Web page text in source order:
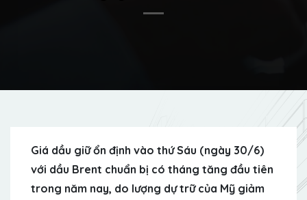
Giá dầu giữ ổn định vào thứ Sáu (ngày 30/6)
với dầu Brent chuẩn bị có tháng tăng đầu tiên
trong năm nay, do lượng dự trữ của Mỹ giảm